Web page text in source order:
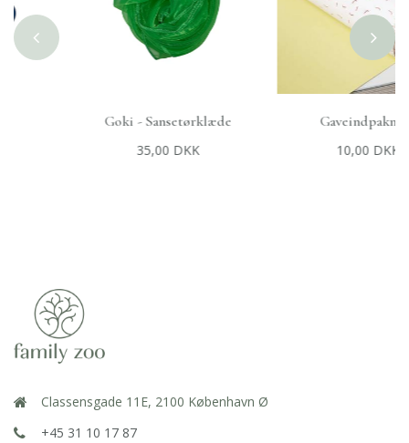
TILFØJ TIL KURV
Goki - Sansetørklæde TILFØJ TIL KURV
Gaveindpakning
Classensgade 11E, 2100 København Ø
+45 31 10 17 87